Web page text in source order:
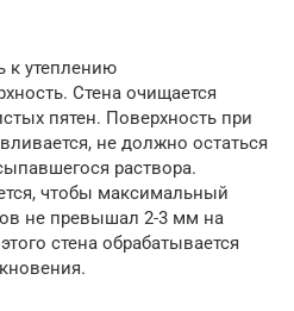
к утеплению
Стена очищается
пятен. Поверхность при
не должно остаться
раствора.
чтобы максимальный
не превышал 2-3 мм на
стена обрабатывается